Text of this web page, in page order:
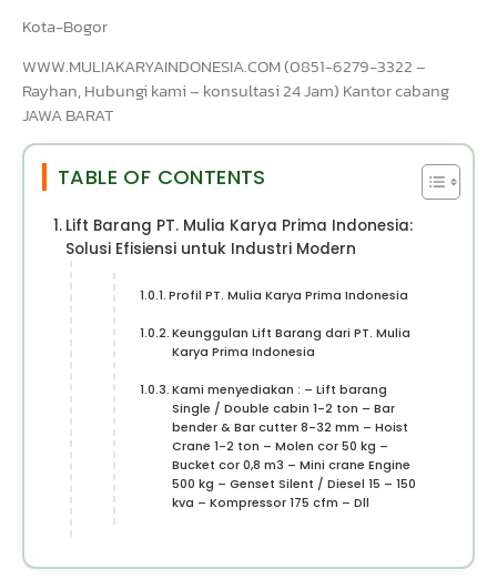
Kota-Bogor
WWW.MULIAKARYAINDONESIA.COM (0851-6279-3322 –
Rayhan, Hubungi kami – konsultasi 24 Jam) Kantor cabang
JAWA BARAT
TABLE OF CONTENTS
Lift Barang PT. Mulia Karya Prima Indonesia:
Solusi Efisiensi untuk Industri Modern
Profil PT. Mulia Karya Prima Indonesia
Keunggulan Lift Barang dari PT. Mulia
Karya Prima Indonesia
Kami menyediakan : – Lift barang
Single / Double cabin 1-2 ton – Bar
bender & Bar cutter 8-32 mm – Hoist
Crane 1-2 ton – Molen cor 50 kg –
Bucket cor 0,8 m3 – Mini crane Engine
500 kg – Genset Silent / Diesel 15 – 150
kva – Kompressor 175 cfm – Dll